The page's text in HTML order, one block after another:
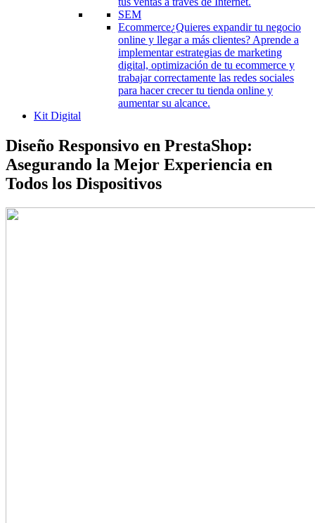
SEM
Ecommerce¿Quieres expandir tu negocio
online y llegar a más clientes? Aprende a
implementar estrategias de marketing
digital, optimización de tu ecommerce y
trabajar correctamente las redes sociales
para hacer crecer tu tienda online y
aumentar su alcance.
Kit Digital
Diseño Responsivo en PrestaShop:
Asegurando la Mejor Experiencia en
Todos los Dispositivos